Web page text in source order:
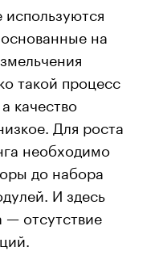
на
такой процесс
качество
Для роста
необходимо
до набора
И здесь
— отсутствие